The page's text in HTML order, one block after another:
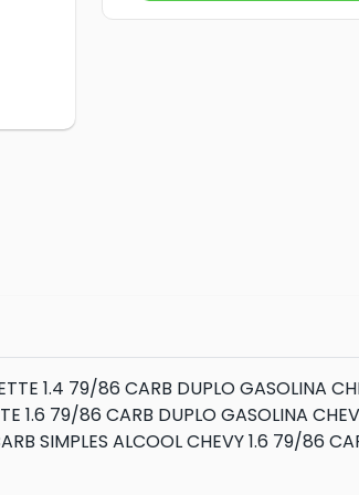
1.4 79/86 CARB DUPLO GASOLINA
1.6 79/86 CARB DUPLO GASOLINA
SIMPLES ALCOOL CHEVY 1.6 79/86